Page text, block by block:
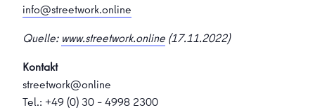
info@streetwork.online
Quelle: www.streetwork.online (17.11.2022)
Kontakt
streetwork@online
Tel.: +49 (0) 30 – 4998 2300